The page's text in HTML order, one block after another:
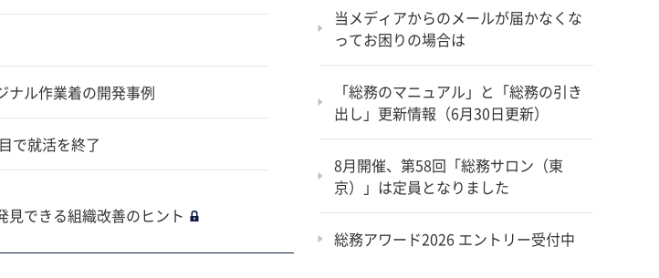
ル作業着の開発事例
で就活を終了
できる組織改善のヒント
当メディアからのメールが届かなくな
ってお困りの場合は
「総務のマニュアル」と「総務の引き
出し」更新情報（6月30日更新）
8月開催、第58回「総務サロン（東
京）」は定員となりました
総務アワード2026 エントリー受付中